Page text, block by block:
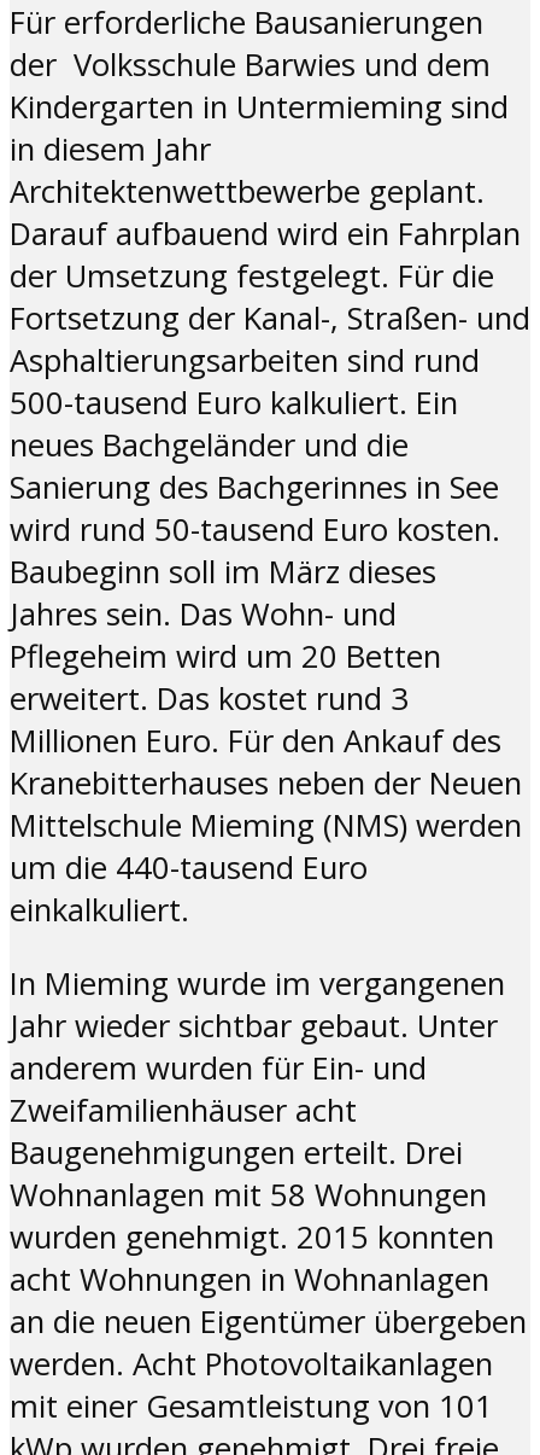
Für erforderliche Bausanierungen
der Volksschule Barwies und dem
Kindergarten in Untermieming sind
in diesem Jahr
Architektenwettbewerbe geplant.
Darauf aufbauend wird ein Fahrplan
der Umsetzung festgelegt. Für die
Fortsetzung der Kanal-, Straßen- und
Asphaltierungsarbeiten sind rund
500-tausend Euro kalkuliert. Ein
neues Bachgeländer und die
Sanierung des Bachgerinnes in See
wird rund 50-tausend Euro kosten.
Baubeginn soll im März dieses
Jahres sein. Das Wohn- und
Pflegeheim wird um 20 Betten
erweitert. Das kostet rund 3
Millionen Euro. Für den Ankauf des
Kranebitterhauses neben der Neuen
Mittelschule Mieming (NMS) werden
um die 440-tausend Euro
einkalkuliert.
In Mieming wurde im vergangenen
Jahr wieder sichtbar gebaut. Unter
anderem wurden für Ein- und
Zweifamilienhäuser acht
Baugenehmigungen erteilt. Drei
Wohnanlagen mit 58 Wohnungen
wurden genehmigt. 2015 konnten
acht Wohnungen in Wohnanlagen
an die neuen Eigentümer übergeben
werden. Acht Photovoltaikanlagen
mit einer Gesamtleistung von 101